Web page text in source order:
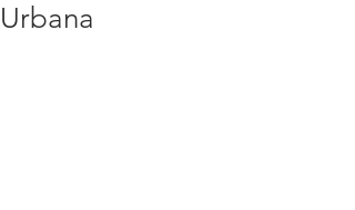
Urbana